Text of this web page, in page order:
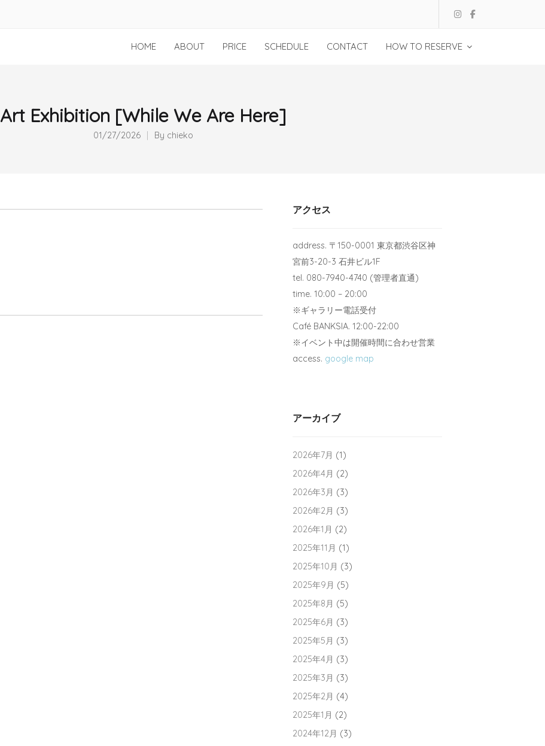
HOME ABOUT PRICE SCHEDULE CONTACT HOW TO RESERVE
Art Exhibition [While We Are Here]
01/27/2026 By chieko
アクセス
address. 〒150-0001 東京都渋谷区神
宮前3-20-3 石井ビル1F
tel. 080-7940-4740 (管理者直通)
time. 10:00 – 20:00
※ギャラリー電話受付
Café BANKSIA. 12:00-22:00
※イベント中は開催時間に合わせ営業
access. google map
アーカイブ
2026年7月 (1)
2026年4月 (2)
2026年3月 (3)
2026年2月 (3)
2026年1月 (2)
2025年11月 (1)
2025年10月 (3)
2025年9月 (5)
2025年8月 (5)
2025年6月 (3)
2025年5月 (3)
2025年4月 (3)
2025年3月 (3)
2025年2月 (4)
2025年1月 (2)
2024年12月 (3)